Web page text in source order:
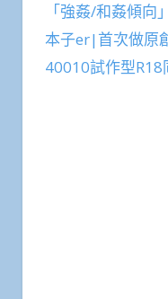
「強姦/和姦傾向
本子er|首次做原
40010試作型R18